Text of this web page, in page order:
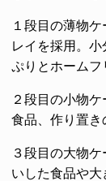
１段目の薄物
レイを採用。
ぷりとホームフ
２段目の小物
食品、作り置き
３段目の大物
いした食品や大